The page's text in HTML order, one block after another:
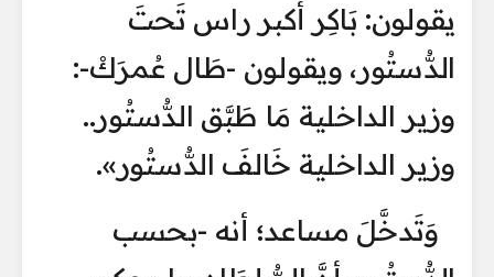
يقولون: بَاكِر أكبر راس تَحتَ
الدُّستُور، ويقولون -طَال عُمرَكْ-:
وزير الداخلية مَا طَبَّق الدُّستُور..
وزير الداخلية خَالفَ الدُّستُور».
وَتَدخَّلَ مساعد؛ أنه -بحسب